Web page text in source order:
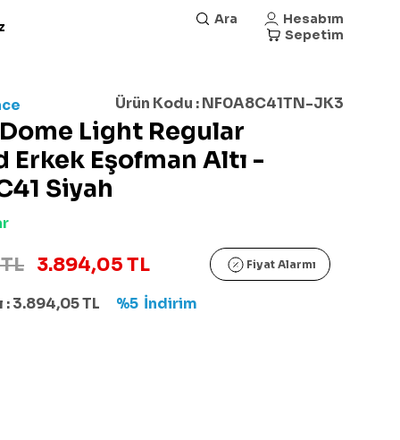
Ara
Hesabım
Sepetim
Ürün Kodu :NF0A8C41TN-JK3
Light Regular
Erkek Eşofman Altı -
Siyah
3.894,05 TL Fiyat Alarmı
:3.894,05TL %5 İndirim